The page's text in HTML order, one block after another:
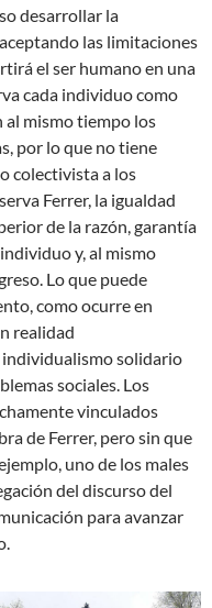
desarrollar la
las limitaciones
el ser humano en una
cada individuo como
mismo tiempo los
por lo que no tiene
colectivista a los
Ferrer, la igualdad
de la razón, garantía
y, al mismo
Lo que puede
como ocurre en
realidad
solidario
sociales. Los
vinculados
de Ferrer, pero sin que
uno de los males
del discurso del
para avanzar